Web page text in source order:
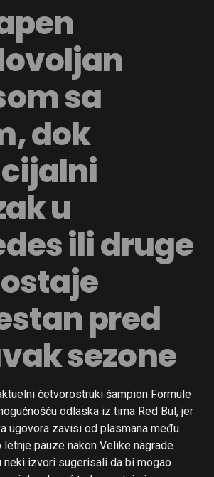
sa
dok
u
ili druge
pred
sezone
četvorostruki šampion Formule
odlaska iz tima Red Bul, jer
ugovora zavisi od plasmana među
pauze nakon Velike nagrade
neki izvori sugerisali da bi mogao